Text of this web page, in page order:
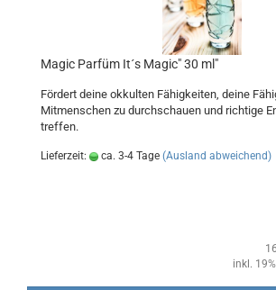
Magic Parfüm It´s Magic" 30 ml"
Fördert deine okkulten Fähigkeiten, deine
Mitmenschen zu durchschauen und richtige
treffen.
Lieferzeit: ca. 3-4 Tage (Ausland abweichend)
inkl.